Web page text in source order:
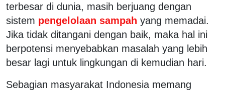
terbesar di dunia, masih berjuang dengan
sistem pengelolaan sampah yang memadai.
Jika tidak ditangani dengan baik, maka hal ini
berpotensi menyebabkan masalah yang lebih
besar lagi untuk lingkungan di kemudian hari.
Sebagian masyarakat Indonesia memang